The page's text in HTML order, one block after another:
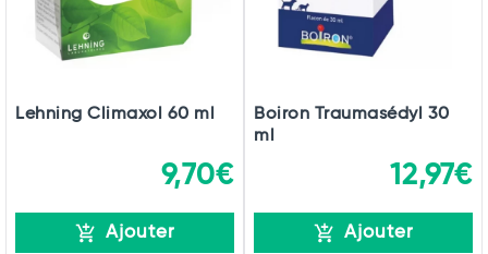
Lehning Climaxol 60 ml
9,70€
Ajouter
Boiron Traumasédyl 30
ml
12,97€
Ajouter